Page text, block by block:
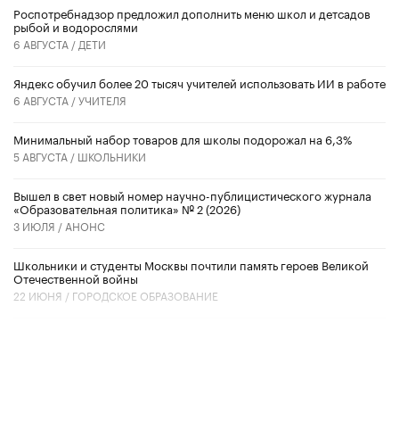
Роспотребнадзор предложил дополнить меню школ и детсадов
рыбой и водорослями
6 АВГУСТА / ДЕТИ
​Яндекс обучил более 20 тысяч учителей использовать ИИ в работе
6 АВГУСТА /УЧИТЕЛЯ
Минимальный набор товаров для школы подорожал на 6,3%
5 АВГУСТА / ШКОЛЬНИКИ
Вышел в свет новый номер научно-публицистического журнала
«Образовательная политика» № 2 (2026)
3 ИЮЛЯ / АНОНС
Школьники и студенты Москвы почтили память героев Великой
Отечественной войны
22 ИЮНЯ / ГОРОДСКОЕ ОБРАЗОВАНИЕ